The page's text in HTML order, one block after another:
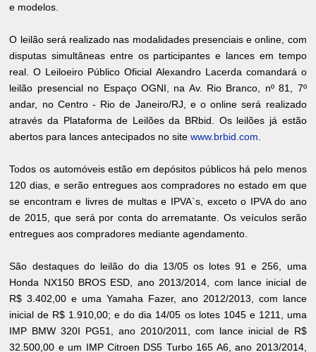
e modelos.
O leilão será realizado nas modalidades presenciais e online, com
disputas simultâneas entre os participantes e lances em tempo
real. O Leiloeiro Público Oficial Alexandro Lacerda comandará o
leilão presencial no Espaço OGNI, na Av. Rio Branco, nº 81, 7º
andar, no Centro - Rio de Janeiro/RJ, e o online será realizado
através da Plataforma de Leilões da BRbid. Os leilões já estão
abertos para lances antecipados no sitewww.brbid.com
Todos os automóveis estão em depósitos públicos há pelo menos
120 dias, e serão entregues aos compradores no estado em que
se encontram e livres de multas e IPVA`s, exceto o IPVA do ano
de 2015, que será por conta do arrematante. Os veículos serão
entregues aos compradores mediante agendamento.
São destaques do leilão do dia 13/05 os lotes 91 e 256, uma
Honda NX150 BROS ESD, ano 2013/2014, com lance inicial de
R$ 3.402,00 e uma Yamaha Fazer, ano 2012/2013, com lance
inicial de R$ 1.910,00; e do dia 14/05 os lotes 1045 e 1211, uma
IMP BMW 320I PG51, ano 2010/2011, com lance inicial de R$
32.500,00 e um IMP Citroen DS5 Turbo 165 A6, ano 2013/2014,